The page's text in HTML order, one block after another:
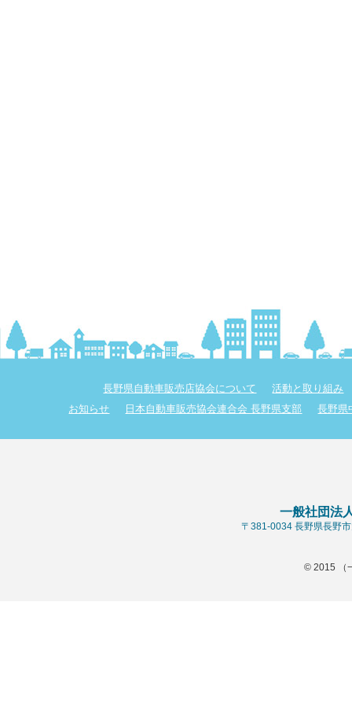
長野県自動車販売店協会について
活動と取り組み
お知らせ
日本自動車販売協会連合会 長野県支部 長野県
一般社団法
〒381-0034 長野県長野
© 2015 （